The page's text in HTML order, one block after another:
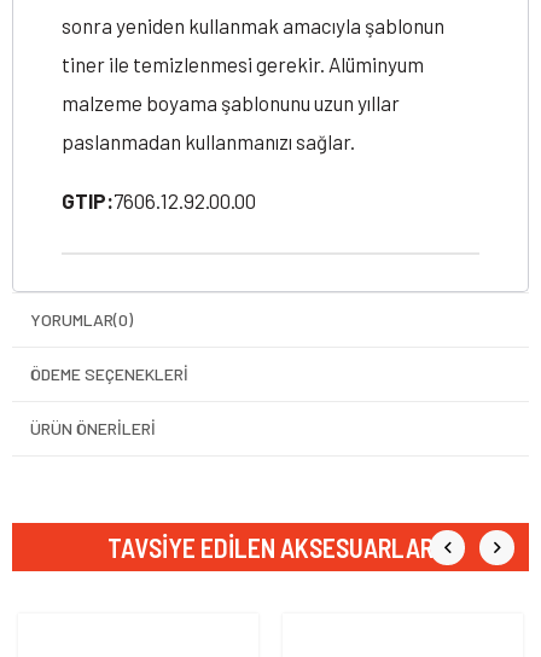
sonra yeniden kullanmak amacıyla şablonun
tiner ile temizlenmesi gerekir. Alüminyum
malzeme boyama şablonunu uzun yıllar
paslanmadan kullanmanızı sağlar.
GTIP:7606.12.92.00.00
YORUMLAR(0)
ÖDEME SEÇENEKLERI
ÜRÜN ÖNERILERI
TAVSIYE EDILEN AKSESUARLAR